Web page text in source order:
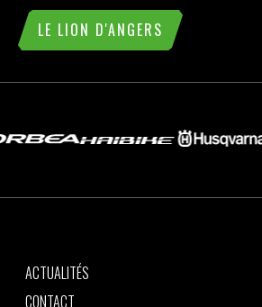
LE LION D'ANGERS
ACTUALITÉS
CONTACT